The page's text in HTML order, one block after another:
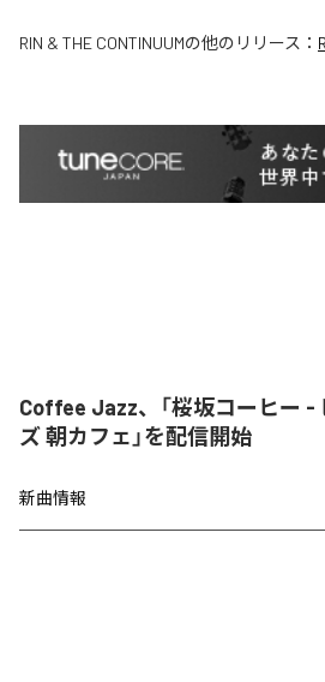
RIN & THE CONTINUUMの他のリリース：
Coffee Jazz、「桜坂コーヒー -
ズ 朝カフェ」を配信開始
新曲情報